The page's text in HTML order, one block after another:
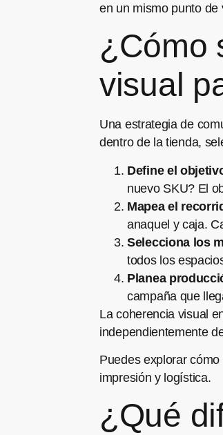
en un mismo punto de
¿Cómo
visual
Una estrategia de
dentro de la tienda,
Define el
nuevo SKU? El
Mapea el
anaquel y caja.
Selecciona los
todos los
Planea
campaña que
La coherencia visual
independientemente
Puedes explorar
impresión y logística.
¿Qué